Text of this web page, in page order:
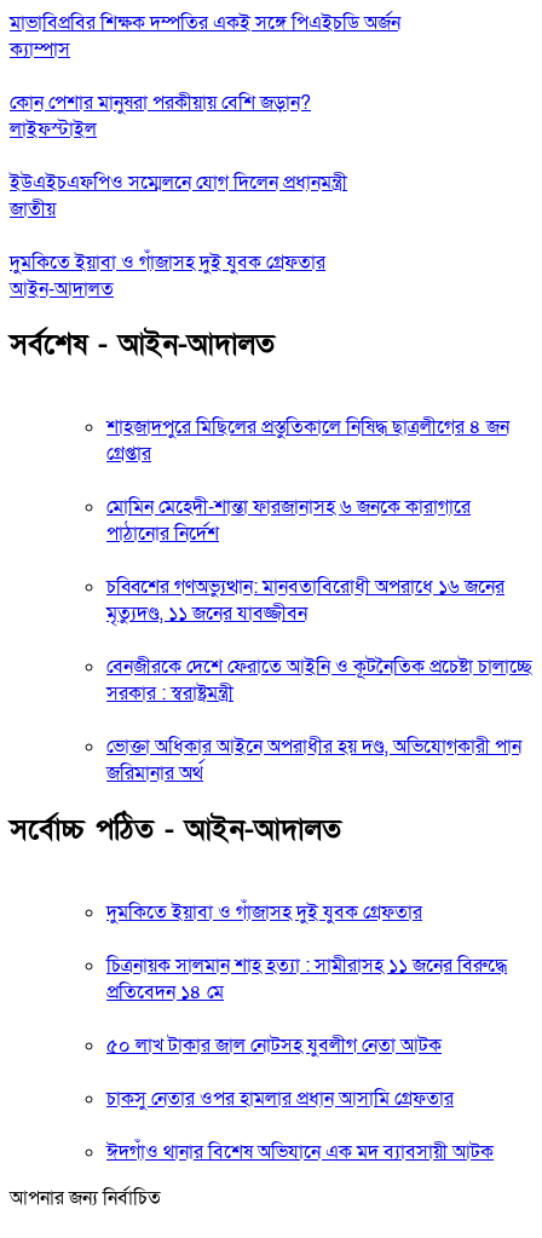
মাভাবিপ্রবির শিক্ষক দম্পতির একই সঙ্গে পিএইচডি অর্জন
ক্যাম্পাস
কোন পেশার মানুষরা পরকীয়ায় বেশি জড়ান?
লাইফস্টাইল
ইউএইচএফপিও সম্মেলনে যোগ দিলেন প্রধানমন্ত্রী
জাতীয়
দুমকিতে ইয়াবা ও গাঁজাসহ দুই যুবক গ্রেফতার
আইন-আদালত
সর্বশেষ - আইন-আদালত
শাহজাদপুরে মিছিলের প্রস্তুতিকালে নিষিদ্ধ ছাত্রলীগের ৪ জন
গ্রেপ্তার
মোমিন মেহেদী-শান্তা ফারজানাসহ ৬ জনকে কারাগারে
পাঠানোর নির্দেশ
চব্বিশের গণঅভ্যুত্থান: মানবতাবিরোধী অপরাধে ১৬ জনের
মৃত্যুদণ্ড, ১১ জনের যাবজ্জীবন
বেনজীরকে দেশে ফেরাতে আইনি ও কূটনৈতিক প্রচেষ্টা চালাচ্ছে
সরকার : স্বরাষ্ট্রমন্ত্রী
ভোক্তা অধিকার আইনে অপরাধীর হয় দণ্ড, অভিযোগকারী পান
জরিমানার অর্থ
সর্বোচ্চ পঠিত - আইন-আদালত
দুমকিতে ইয়াবা ও গাঁজাসহ দুই যুবক গ্রেফতার
চিত্রনায়ক সালমান শাহ হত্যা : সামীরাসহ ১১ জনের বিরুদ্ধে
প্রতিবেদন ১৪ মে
৫০ লাখ টাকার জাল নোটসহ যুবলীগ নেতা আটক
চাকসু নেতার ওপর হামলার প্রধান আসামি গ্রেফতার
ঈদগাঁও থানার বিশেষ অভিযানে এক মদ ব্যাবসায়ী আটক
আপনার জন্য নির্বাচিত